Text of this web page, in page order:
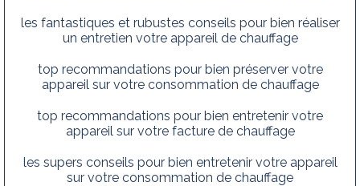
les fantastiques et rubustes conseils pour bien réaliser
un entretien votre appareil de chauffage
top recommandations pour bien préserver votre
appareil sur votre consommation de chauffage
top recommandations pour bien entretenir votre
appareil sur votre facture de chauffage
les supers conseils pour bien entretenir votre appareil
sur votre consommation de chauffage